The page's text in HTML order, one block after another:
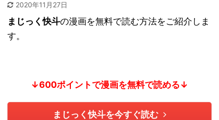
2020年11月27日
まじっく快斗の漫画を無料で読む方法をご紹介しま
す。
↓600ポイントで漫画を無料で読める↓
まじっく快斗を今すぐ読む